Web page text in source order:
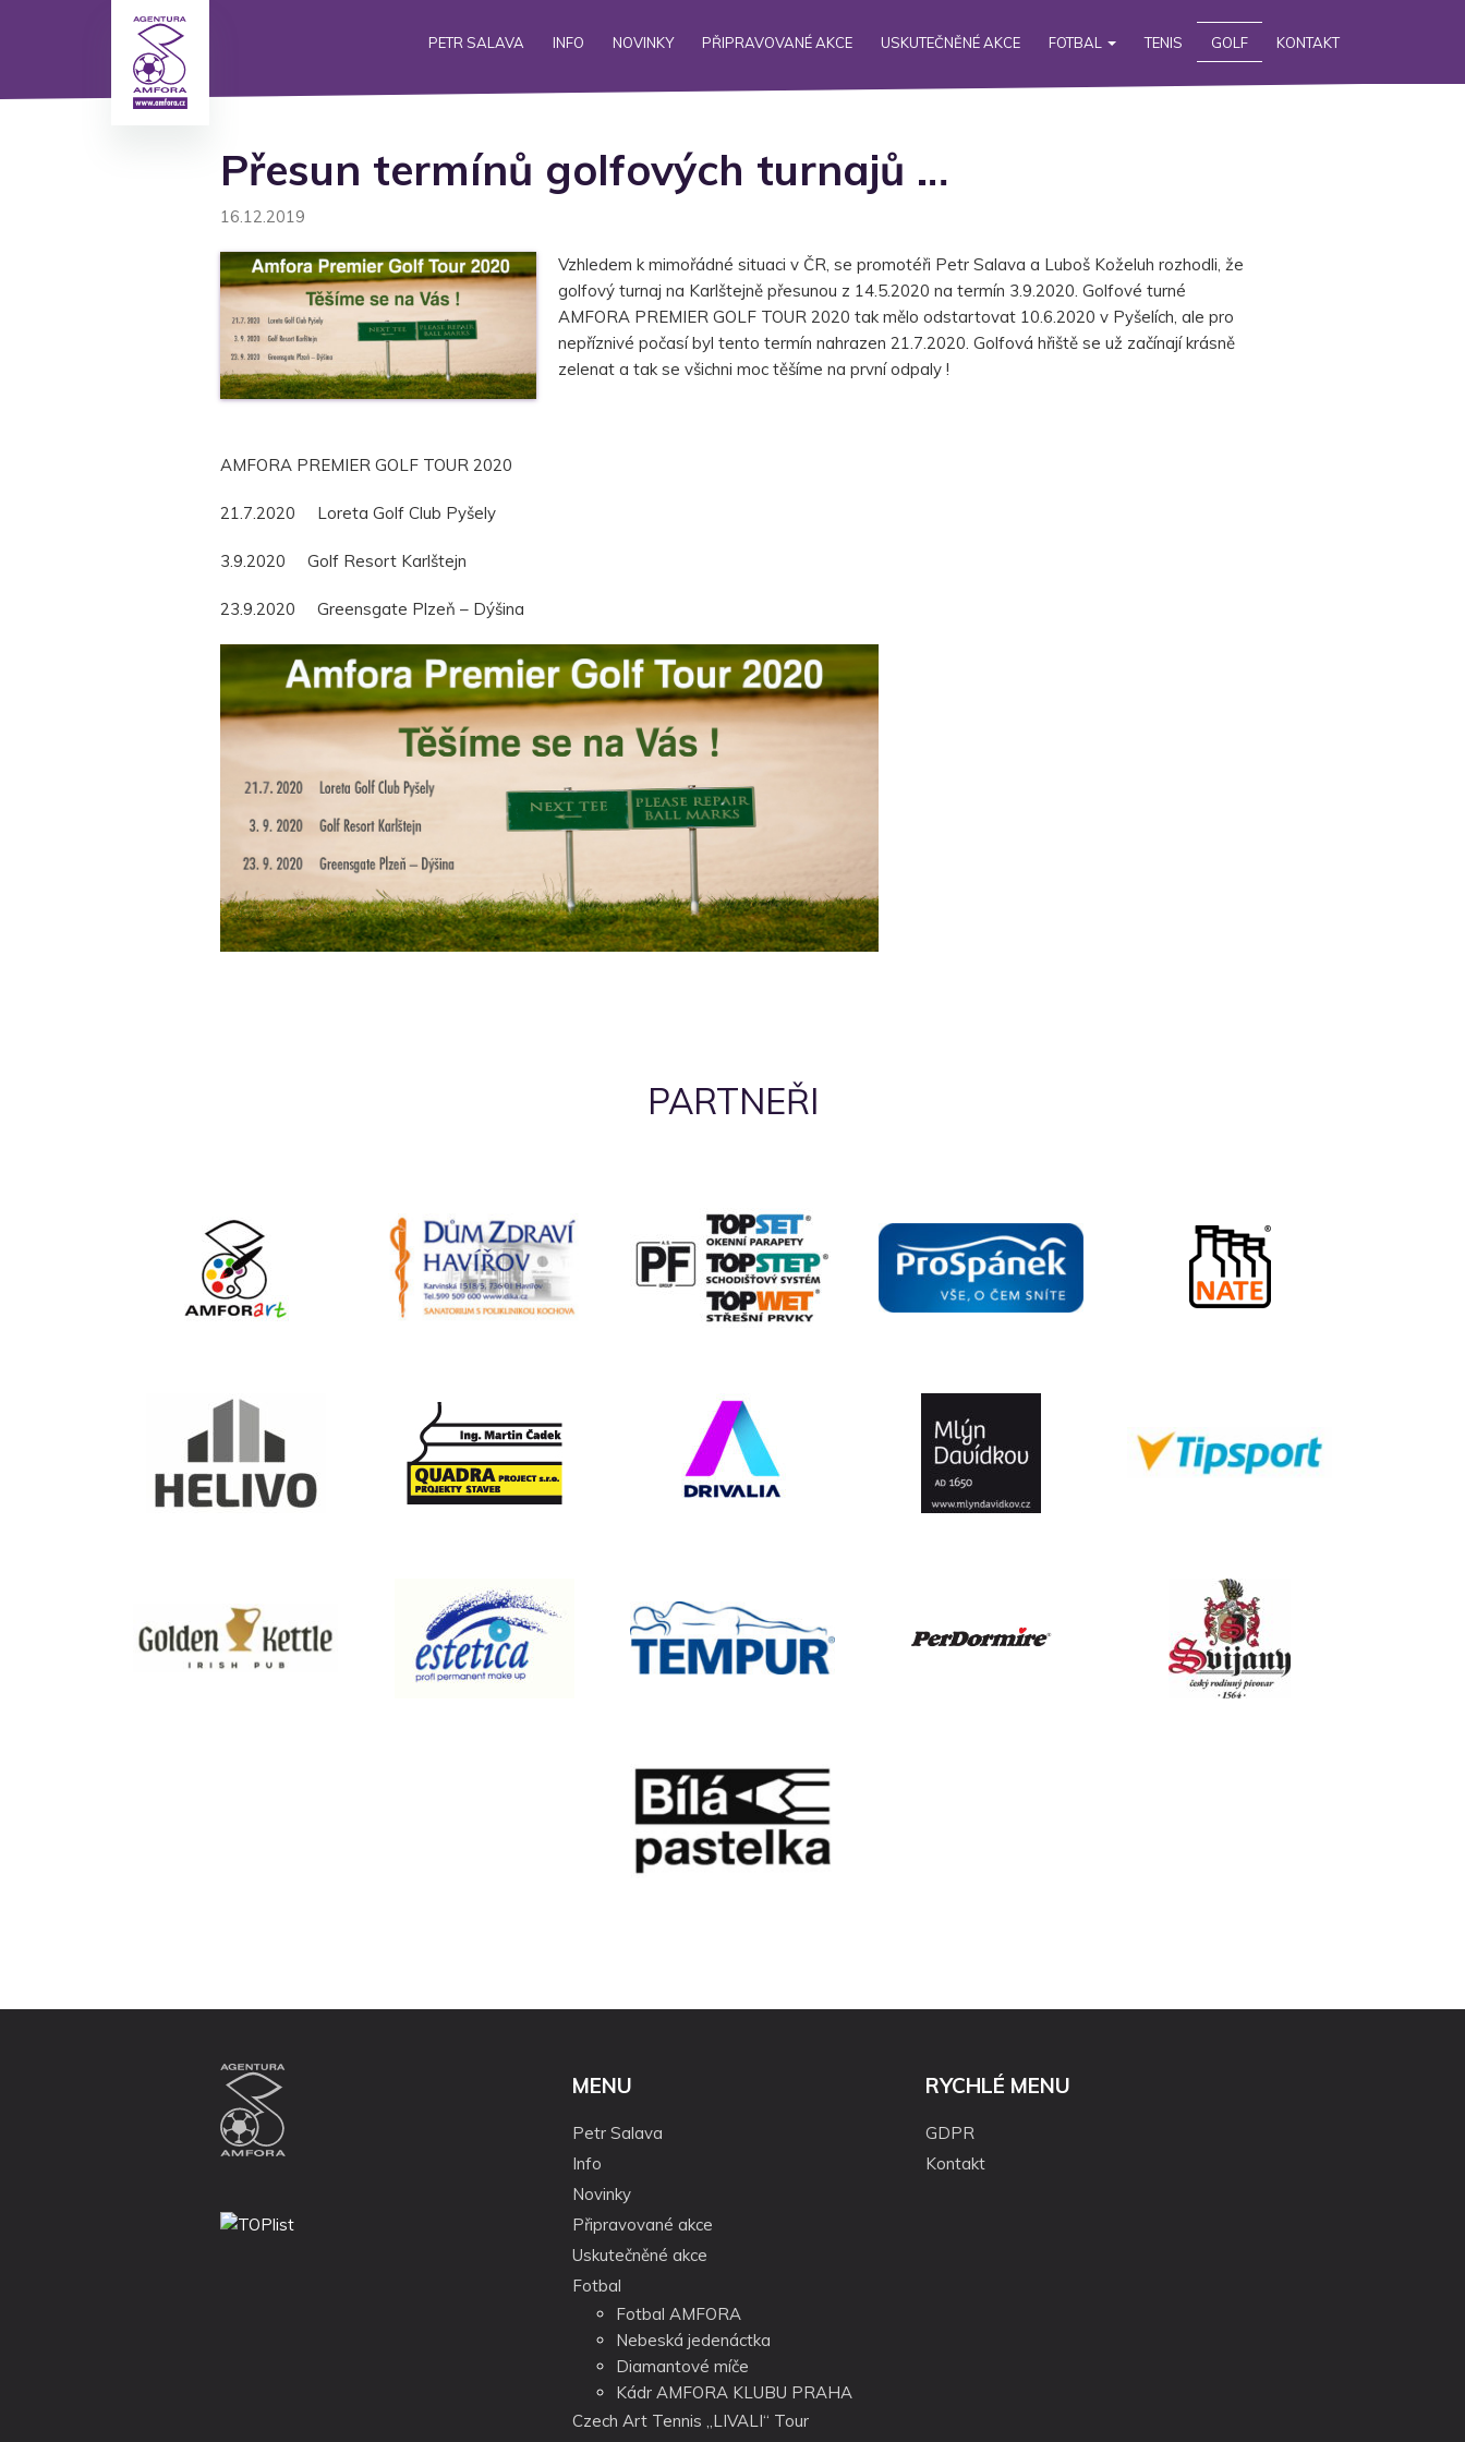
PETR SALAVA INFO NOVINKY PŘIPRAVOVANÉ AKCE USKUTEČNĚNÉ AKCE FOTBAL TENIS GOLF KONTAKT
Přesun termínů golfových turnajů …
16.12.2019
Vzhledem k mimořádné situaci v ČR, se promotéři Petr Salava a Luboš Koželuh rozhodli, že
golfový turnaj na Karlštejně přesunou z 14.5.2020 na termín 3.9.2020. Golfové turné
AMFORA PREMIER GOLF TOUR 2020 tak mělo odstartovat 10.6.2020 v Pyšelích, ale pro
nepříznivé počasí byl tento termín nahrazen 21.7.2020. Golfová hřiště se už začínají krásně
zelenat a tak se všichni moc těšíme na první odpaly !
AMFORA PREMIER GOLF TOUR 2020
21.7.2020 Loreta Golf Club Pyšely
3.9.2020 Golf Resort Karlštejn
23.9.2020 Greensgate Plzeň – Dýšina
PARTNEŘI
MENU
Petr Salava
Info
Novinky
Připravované akce
Uskutečněné akce
Fotbal
Fotbal AMFORA
Nebeská jedenáctka
Diamantové míče
Kádr AMFORA KLUBU PRAHA
Czech Art Tennis „LIVALI“ Tour
RYCHLÉ MENU
GDPR
Kontakt